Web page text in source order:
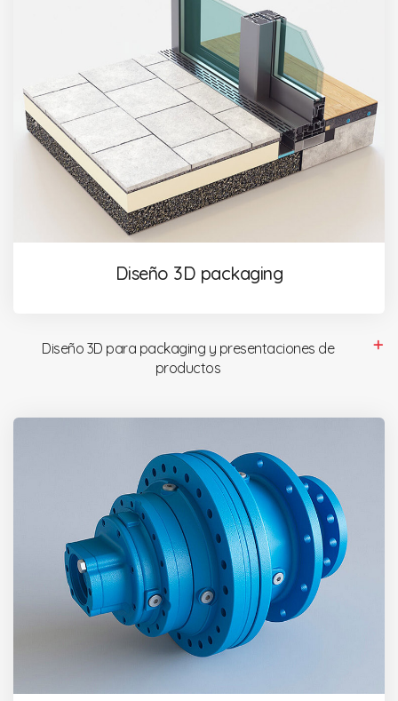
Diseño 3D packaging
Diseño 3D para packaging y presentaciones de
productos